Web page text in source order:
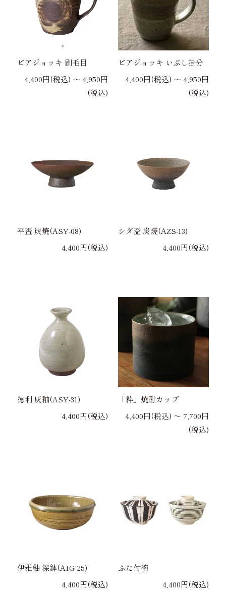
ビアジョッキ 刷毛目
4,400円(税込) 〜 4,950円
(税込)
ビアジョッキ いぶし掛分
4,400円(税込) 〜 4,950円
(税込)
平盃 炭焼(ASY-08)
4,400円(税込)
シダ盃 炭焼(AZS-13)
4,400円(税込)
徳利 灰釉(ASY-31)
4,400円(税込)
「粋」焼酎カップ
4,400円(税込) 〜 7,700円
(税込)
伊雅釉 深鉢(AIG-25)
4,400円(税込)
ふた付碗
4,400円(税込)